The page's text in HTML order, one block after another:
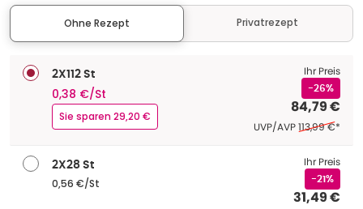
Ohne Rezept Privatrezept
2X112 St
0,38 €/St
Sie sparen 29,20 €
Ihr Preis
-26%
84,79 €
UVP/AVPEhemaliger
113,99 €*
2X28 St
0,56 €/St
Ihr Preis
-21%
31,49 €